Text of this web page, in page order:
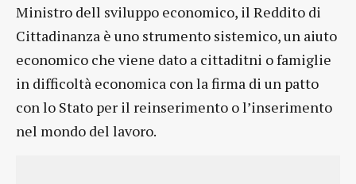
Ministro dell sviluppo economico, il Reddito di
Cittadinanza è uno strumento sistemico, un aiuto
economico che viene dato a cittaditni o famiglie
in difficoltà economica con la firma di un patto
con lo Stato per il reinserimento o l’inserimento
nel mondo del lavoro.